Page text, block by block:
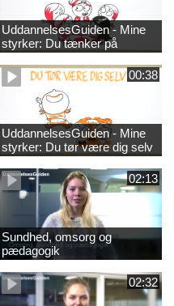
UddannelsesGuiden - Mine
styrker: Du tænker på
fællesskabet
00:38
UddannelsesGuiden - Mine
styrker: Du tør være dig selv
02:13
Sundhed, omsorg og
pædagogik
02:32